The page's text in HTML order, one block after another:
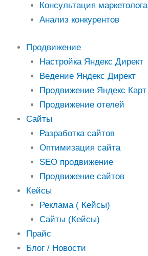
Консультация маркетолога
Анализ конкурентов
Продвижение
Настройка Яндекс Директ
Ведение Яндекс Директ
Продвижение Яндекс Карт
Продвижение отелей
Cайты
Разработка сайтов
Оптимизация сайта
SEO продвижение
Продвижение сайтов
Кейсы
Реклама ( Кейсы)
Сайты (Кейсы)
Прайс
Блог / Новости